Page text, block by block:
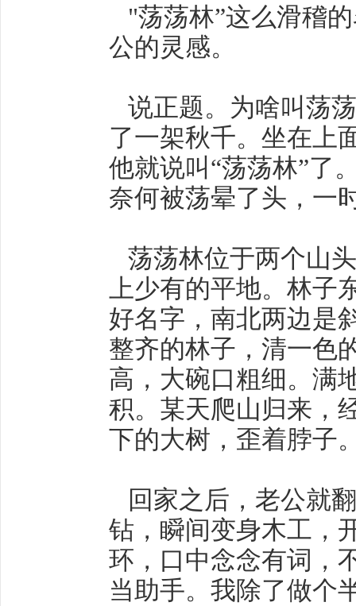
"荡荡林”这么滑稽
公的灵感。
说正题。为啥叫荡
了一架秋千。坐在上
他就说叫“荡荡林”了
奈何被荡晕了头，一
荡荡林位于两个山
上少有的平地。林子
好名字，南北两边是
整齐的林子，清一色
高，大碗口粗细。满
积。某天爬山归来，
下的大树，歪着脖子
回家之后，老公就
钻，瞬间变身木工，
环，口中念念有词，
当助手。我除了做个